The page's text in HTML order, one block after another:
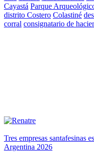
Cayastá Parque
distrito Costero Colastiné
corral consignatario de
Tres empresas santafesinas
Argentina 2026